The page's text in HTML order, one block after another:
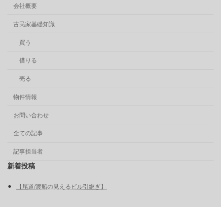
会社概要
古民家基礎知識
買う
借りる
売る
物件情報
お問い合わせ
全ての記事
記事担当者
新着投稿
【尾道/渡船の見えるビル引継ぎ】